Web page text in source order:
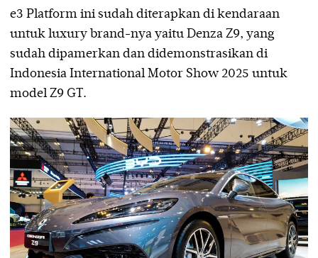
e3 Platform ini sudah diterapkan di kendaraan
untuk luxury brand-nya yaitu Denza Z9, yang
sudah dipamerkan dan didemonstrasikan di
Indonesia International Motor Show 2025 untuk
model Z9 GT.